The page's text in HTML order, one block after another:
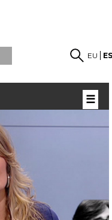
EU
☰